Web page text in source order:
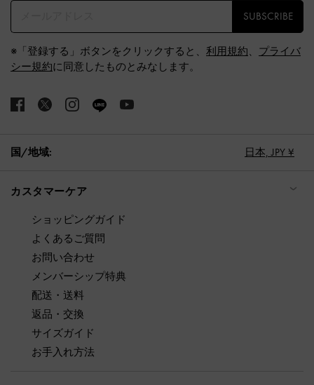
SUBSCRIBE
※「登録する」ボタンをクリックすると、 利用規約、 プライバ
シー規約に同意したものとみなします。
国/地域: 日本, JPY ¥
カスタマーケア
ショッピングガイド
よくあるご質問
お問い合わせ
メンバーシップ特典
配送・送料
返品・交換
サイズガイド
お手入れ方法